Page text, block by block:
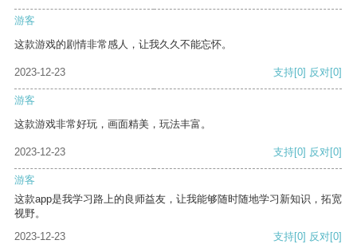
游客
这款游戏的剧情非常感人，让我久久不能忘怀。
2023-12-23 支持[0] 反对[0]
游客
这款游戏非常好玩，画面精美，玩法丰富。
2023-12-23 支持[0] 反对[0]
游客
这款app是我学习路上的良师益友，让我能够随时随地学习新知识，拓宽
视野。
2023-12-23
支持[0] 反对[0]